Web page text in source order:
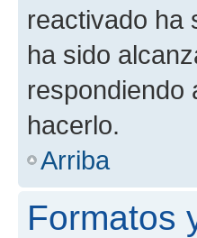
reactivado ha
ha sido
respondiendo
hacerlo.
Arriba
Formatos